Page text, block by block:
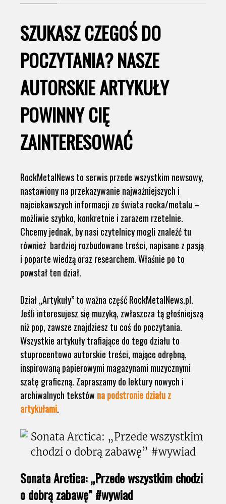
SZUKASZ CZEGOŚ DO
POCZYTANIA? NASZE
AUTORSKIE ARTYKUŁY
POWINNY CIĘ
ZAINTERESOWAĆ
RockMetalNews to serwis przede wszystkim newsowy,
nastawiony na przekazywanie najważniejszych i
najciekawszych informacji ze świata rocka/metalu –
możliwie szybko, konkretnie i zarazem rzetelnie.
Chcemy jednak, by nasi czytelnicy mogli znaleźć tu
również bardziej rozbudowane treści, napisane z pasją
i poparte wiedzą oraz researchem. Właśnie po to
powstał ten dział.
Dział „Artykuły” to ważna część RockMetalNews.pl.
Jeśli interesujesz się muzyką, zwłaszcza tą głośniejszą
niż pop, zawsze znajdziesz tu coś do poczytania.
Wszystkie artykuły trafiające do tego działu to
stuprocentowo autorskie treści, mające odrębną,
inspirowaną papierowymi magazynami muzycznymi
szatę graficzną. Zapraszamy do lektury nowych i
archiwalnych tekstów na podstronie działu z
artykułami.
Sonata Arctica: „Przede wszystkim chodzi
o dobrą zabawę” #wywiad